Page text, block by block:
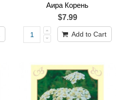
Аира Корень
$7.99
Add to Cart